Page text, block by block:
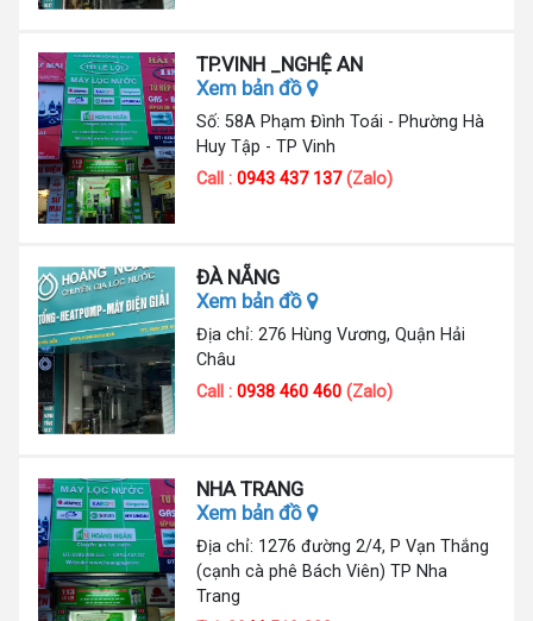
TP.VINH _NGHỆ AN
Xem bản đồ
Số: 58A Phạm Đình Toái - Phường Hà
Huy Tập - TP Vinh
Call :0943 437 137(Zalo)
ĐÀ NẴNG
Xem bản đồ
Địa chỉ: 276 Hùng Vương, Quận Hải
Châu
Call :0938 460 460 (Zalo)
NHA TRANG
Xem bản đồ
Địa chỉ: 1276 đường 2/4, P Vạn Thắng
(cạnh cà phê Bách Viên) TP Nha
Trang